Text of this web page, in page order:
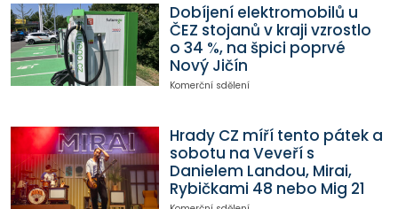
Dobíjení elektromobilů u
ČEZ stojanů v kraji vzrostlo
o 34 %, na špici poprvé
Nový Jičín
Komerční sdělení
Hrady CZ míří tento pátek a
sobotu na Veveří s
Danielem Landou, Mirai,
Rybičkami 48 nebo Mig 21